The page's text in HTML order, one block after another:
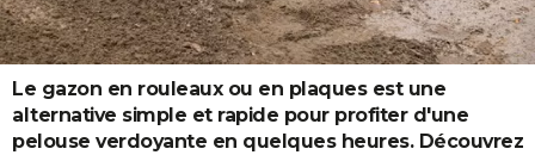
Destinations
City break
Voyage nature
Voyage de noces
Forum
Climat
+
PHOTO
BONS PLANS
Le gazon en rouleaux ou en plaques est une
alternative simple et rapide pour profiter d'une
pelouse verdoyante en quelques heures. Découvrez